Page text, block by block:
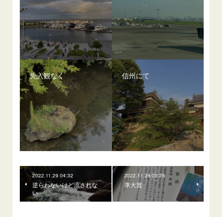
先入観なく 信州にて
2022.11.29 04:32
逆らわないけど流されな
い
2022.11.24 03:25
準大賞